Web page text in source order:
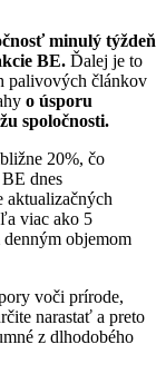
minulý týždeň
BE. Ďalej je to
palivových článkov
o úsporu
spoločnosti.
20%, čo
dnes
aktualizačných
viac ako 5
objemom
voči prírode,
narastať a preto
z dlhodobého